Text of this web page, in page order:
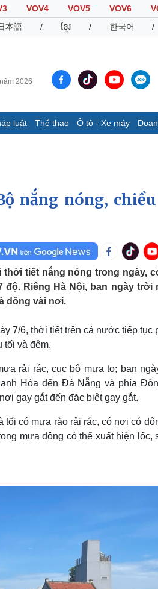
VOV4 VOV5 VOV6
本語 / ខ្មែរ / 한국어 /
2026
luật Thể thao Ô tô - Xe máy
Infographic
đá
Ô tô - Xe máy
Xe máy
Tư vấn
Giải trí
Thời trang
Sao Việt
nắng nóng,
thời tiết nắng nóng trong ngày,
Riêng Hà Nội, ban ngày trời
dông vài nơi.
7/6, thời tiết trên cả nước tiếp tục
tối và đêm.
rải rác, cục bộ mưa to; ban
Hóa đến Đà Nẵng và phía
gay gắt đến đặc biệt gay gắt.
có mưa rào rải rác, có nơi có
mưa dông có thể xuất hiện lốc,